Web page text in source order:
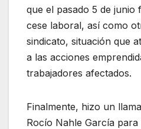
que el pasado 5 de junio
cese laboral, así como
sindicato, situación que
a las acciones
trabajadores afectados.
Finalmente, hizo un
Rocío Nahle García